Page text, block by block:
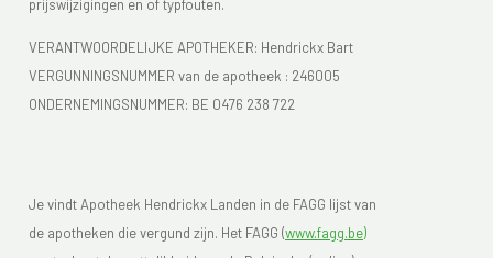
prijswijzigingen en of typfouten.
VERANTWOORDELIJKE APOTHEKER: Hendrickx Bart
VERGUNNINGSNUMMER van de apotheek : 246005
ONDERNEMINGSNUMMER: BE 0476 238 722
Je vindt Apotheek Hendrickx Landen in de FAGG lijst van
de apotheken die vergund zijn. Het FAGG (www.fagg.be)